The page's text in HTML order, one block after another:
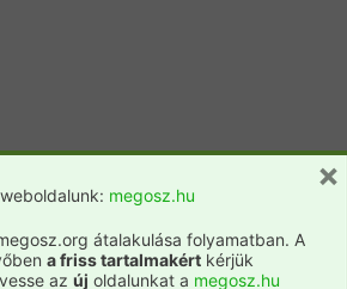
megosz.hu
átalakulása folyamatban. A
a friss tartalmakért kérjük
az új oldalunkat a megosz.hu
×